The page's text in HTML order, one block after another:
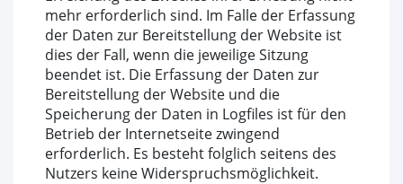
mehr erforderlich sind. Im Falle der Erfassung
der Daten zur Bereitstellung der Website ist
dies der Fall, wenn die jeweilige Sitzung
beendet ist. Die Erfassung der Daten zur
Bereitstellung der Website und die
Speicherung der Daten in Logfiles ist für den
Betrieb der Internetseite zwingend
erforderlich. Es besteht folglich seitens des
Nutzers keine Widerspruchsmöglichkeit.